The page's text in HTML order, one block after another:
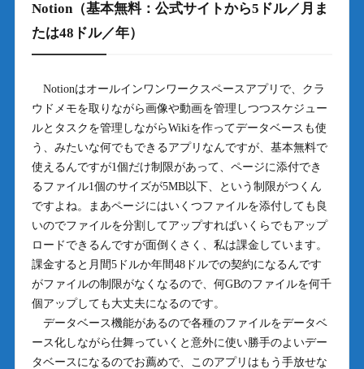
Notion（基本無料：公式サイトから5ドル／月ま
たは48ドル／年）
Notionはオールインワンワークスペースアプリで、クラ
ウドメモを取りながら画像や動画を管理しつつスケジュー
ルとタスクを管理しながらWikiを作ってデータベースも使
う、みたいな何でもできるアプリなんですが、基本無料で
使えるんですが1個だけ制限があって、ページに添付でき
るファイル1個のサイズが5MB以下、という制限がつくん
ですよね。まあページにはいくつファイルを添付しても良
いのでファイルを分割してアップすればいくらでもアップ
ロードできるんですが面倒くさく、私は課金しています。
課金すると月間5ドルか年間48ドルでの契約になるんです
がファイルの制限がなくなるので、何GBのファイルを何千
個アップしても大丈夫になるのです。
データベース機能があるので各種のファイルをデータベ
ース化しながら仕舞っていくと意外に使い勝手のよいデー
タベースになるのでお薦めで、このアプリはもう手放せな